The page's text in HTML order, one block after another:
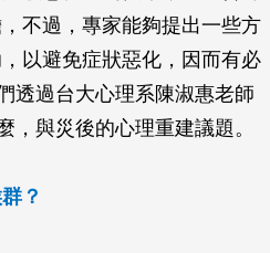
不過，專家能夠提出一些方
以避免症狀惡化，因而有必
透過台大心理系陳淑惠老師
，與災後的心理重建議題。
？